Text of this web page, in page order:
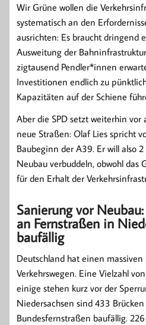
Wir Grüne wollen die
systematisch an den
ausrichten: Es braucht dringend
Ausweitung der
zigtausend Pendler*innen
Investitionen endlich zu
Kapazitäten auf der Schiene
Aber die SPD setzt weiterhin
neue Straßen: Olaf Lies spricht
Baubeginn der A39. Er will also
Neubau verbuddeln, obwohl das
für den Erhalt der
Sanierung vor
an Fernstraßen in
baufällig
Deutschland hat einen
Verkehrswegen. Eine Vielzahl
einige stehen kurz vor der
Niedersachsen sind 433
Bundesfernstraßen baufällig.